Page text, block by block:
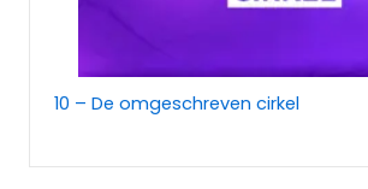
10 – De omgeschreven cirkel